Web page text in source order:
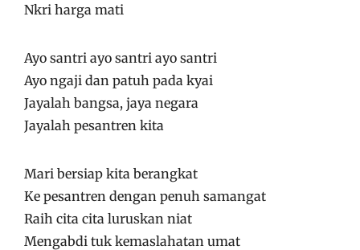
Nkri harga mati
Ayo santri ayo santri ayo santri
Ayo ngaji dan patuh pada kyai
Jayalah bangsa, jaya negara
Jayalah pesantren kita
Mari bersiap kita berangkat
Ke pesantren dengan penuh samangat
Raih cita cita luruskan niat
Mengabdi tuk kemaslahatan umat